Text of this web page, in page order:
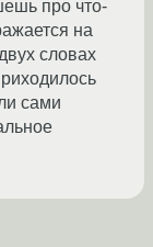
про что-
на
словах
сами